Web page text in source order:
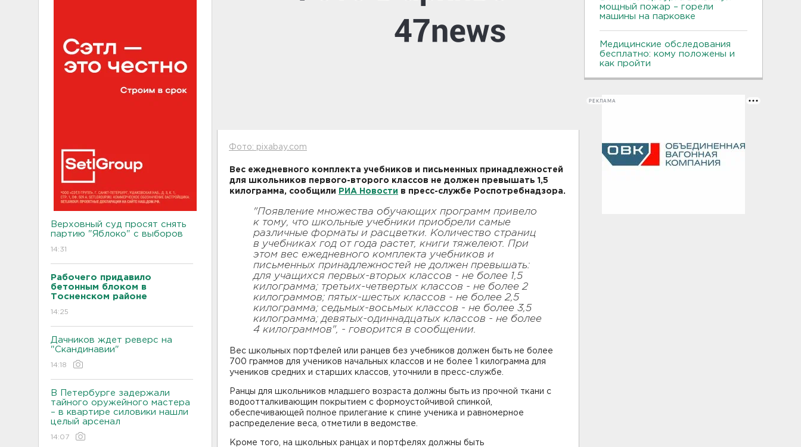
Верховный суд просят снять
партию "Яблоко" с выборов
14:31
Рабочего придавило
бетонным блоком в
Тосненском районе
14:25
Дачников ждет реверс на
"Скандинавии"
14:18
В Петербурге задержали
тайного оружейного мастера
– в квартире силовики нашли
целый арсенал
14:07
Фото: pixabay.com
Вес ежедневного комплекта учебников и письменных принадлежностей
для школьников первого-второго классов не должен превышать 1,5
килограмма, сообщили
РИА Новости в пресс-службе Роспотребнадзора.
"Появление множества обучающих программ привело
к тому, что школьные учебники приобрели самые
различные форматы и расцветки. Количество страниц
в учебниках год от года растет, книги тяжелеют. При
этом вес ежедневного комплекта учебников и
письменных принадлежностей не должен превышать:
для учащихся первых-вторых классов - не более 1,5
килограмма; третьих-четвертых классов - не более 2
килограммов; пятых-шестых классов - не более 2,5
килограмма; седьмых-восьмых классов - не более 3,5
килограмма; девятых-одиннадцатых классов - не более
4 килограммов", - говорится в сообщении.
Вес школьных портфелей или ранцев без учебников должен быть не более
700 граммов для учеников начальных классов и не более 1 килограмма для
учеников средних и старших классов, уточнили в пресс-службе.
Ранцы для школьников младшего возраста должны быть из прочной ткани с
водоотталкивающим покрытием с формоустойчивой спинкой,
обеспечивающей полное прилегание к спине ученика и равномерное
распределение веса, отметили в ведомстве.
Кроме того, на школьных ранцах и портфелях должны быть
мощный пожар – горели
машины на парковке
Медицинские обследования
бесплатно: кому положены и
как пройти
РЕКЛАМА